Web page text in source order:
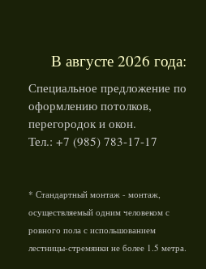
В августе 2026 года:
Специальное предложение по
оформлению потолков,
перегородок и окон.
Тел.: +7 (985) 783-17-17
* Стандартный монтаж - монтаж,
осуществляемый одним человеком с
ровного пола с испольшованием
лестницы-стремянки не более 1.5 метра.